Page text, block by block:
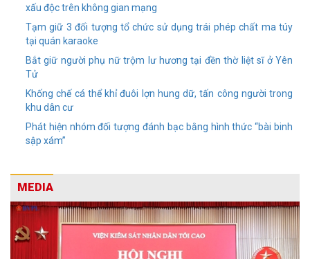
xấu độc trên không gian mạng
Tạm giữ 3 đối tượng tổ chức sử dụng trái phép chất ma túy
tại quán karaoke
Bắt giữ người phụ nữ trộm lư hương tại đền thờ liệt sĩ ở Yên
Tử
Khống chế cá thể khỉ đuôi lợn hung dữ, tấn công người trong
khu dân cư
Phát hiện nhóm đối tượng đánh bạc bằng hình thức “bài binh
sập xám”
MEDIA